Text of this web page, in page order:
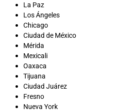
La Paz
Los Ángeles
Chicago
Ciudad de México
Mérida
Mexicali
Oaxaca
Tijuana
Ciudad Juárez
Fresno
Nueva York